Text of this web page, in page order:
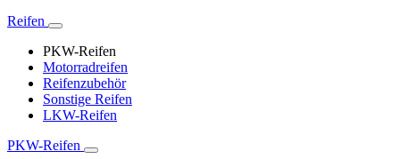
Reifen
PKW-Reifen
Motorradreifen
Reifenzubehör
Sonstige Reifen
LKW-Reifen
PKW-Reifen